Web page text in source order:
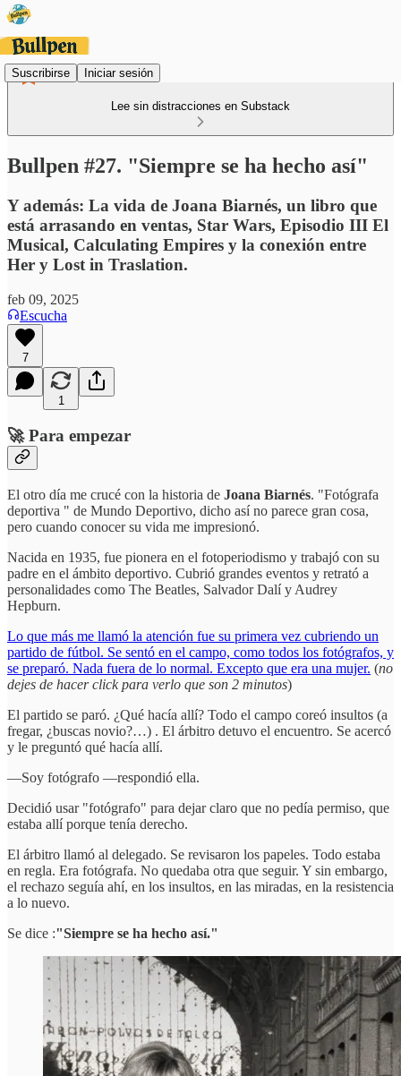
Suscribirse Iniciar sesión
Lee sin distracciones en Substack
Bullpen #27. "Siempre se ha hecho así"
Y además: La vida de Joana Biarnés, un libro que
está arrasando en ventas, Star Wars, Episodio III El
Musical, Calculating Empires y la conexión entre
Her y Lost in Traslation.
feb 09, 2025
Escucha
7
1
🚀 Para empezar
El otro día me crucé con la historia de Joana Biarnés. "Fotógrafa
deportiva " de Mundo Deportivo, dicho así no parece gran cosa,
pero cuando conocer su vida me impresionó.
Nacida en 1935, fue pionera en el fotoperiodismo y trabajó con su
padre en el ámbito deportivo. Cubrió grandes eventos y retrató a
personalidades como The Beatles, Salvador Dalí y Audrey
Hepburn.
Lo que más me llamó la atención fue su primera vez cubriendo un
partido de fútbol. Se sentó en el campo, como todos los fotógrafos, y
se preparó. Nada fuera de lo normal. Excepto que era una mujer. (no
dejes de hacer click para verlo que son 2 minutos)
El partido se paró. ¿Qué hacía allí? Todo el campo coreó insultos (a
fregar, ¿buscas novio?…) . El árbitro detuvo el encuentro. Se acercó
y le preguntó qué hacía allí.
—Soy fotógrafo —respondió ella.
Decidió usar "fotógrafo" para dejar claro que no pedía permiso, que
estaba allí porque tenía derecho.
El árbitro llamó al delegado. Se revisaron los papeles. Todo estaba
en regla. Era fotógrafa. No quedaba otra que seguir. Y sin embargo,
el rechazo seguía ahí, en los insultos, en las miradas, en la resistencia
a lo nuevo.
Se dice :"Siempre se ha hecho así."